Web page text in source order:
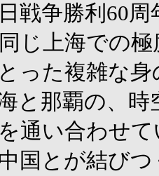
戦争勝利60周
じ上海での
った複雑な
と那覇の、
通い合わせ
国とが結び